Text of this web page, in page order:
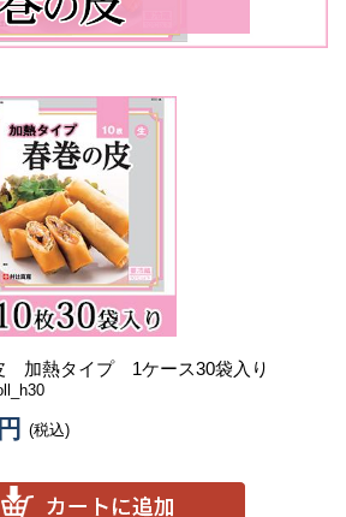
加熱タイプ 1ケース30袋入り
(税込)